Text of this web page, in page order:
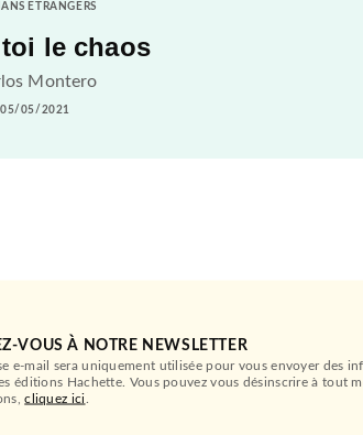
ÉTRANGERS
le chaos
Montero
05/05/2021
VOUS À NOTRE NEWSLETTER
e-mail sera uniquement utilisée pour vous envoyer des
éditions Hachette. Vous pouvez vous désinscrire à tout
cliquez ici